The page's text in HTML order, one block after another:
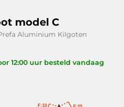
model C
Aluminium Kilgoten
12:00 uur besteld vandaag
F:10